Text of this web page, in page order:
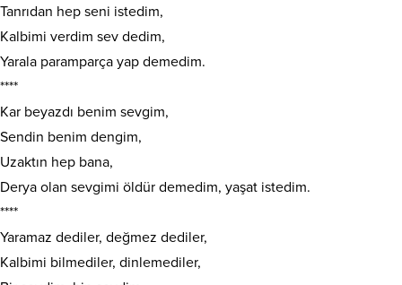
Tanrıdan hep seni istedim,
Kalbimi verdim sev dedim,
Yarala paramparça yap demedim.
****
Kar beyazdı benim sevgim,
Sendin benim dengim,
Uzaktın hep bana,
Derya olan sevgimi öldür demedim, yaşat istedim.
****
Yaramaz dediler, değmez dediler,
Kalbimi bilmediler, dinlemediler,